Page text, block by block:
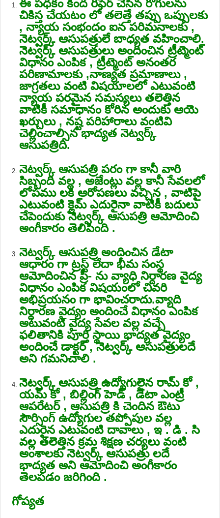
ఈ పధకం కింద రీఫెర్ చేసిన రోగులను
చికిస్త చేయటం లో తలెత్తే తప్పు ఒప్పులకు
, న్యాయ సంభందం ఐన పరిమనాలకు ,
నెట్వర్క్ ఆసుపత్రులే బాధ్యత వహించాలి.
నెట్వర్క్ ఆసుపత్రులు అందించిన ట్రీట్మెంట్
విధానం ఎంపిక , ట్రీట్మెంట్ అనంతర
పరిణామాలకు ,నాణ్యత ప్రమాణాలు ,
జాగ్రతలు వంటి విషయాలలో ఎటువంటి
న్యాయ పరమైన సమస్యలు తలెత్తిన
వాటికీ సమాధానం కోరిన అందుకు ఆయె
ఖర్చులు , నష్ట పరిహారాలు వంటివి
చెల్లించాల్సిన భాద్యత నెట్వర్క్
ఆసుపత్రిది.
నెట్వర్క్ ఆసుపత్రి పరం గా కానీ వారి
సిబ్బంది వల్ల , అజేంట్లు వల్ల కానీ సేవలలో
లోపము లకి ఆరోపణలు వచ్చిన , వాటిపై
ఎటువంటి క్లైమ్ ఎదురైనా వాటికీ బదులు
చేపెందుకు నెట్వర్క్ ఆసుపత్రి ఆమోదించి
అంగీకారం తెలిపింది .
నెట్వర్క్ ఆసుపత్రి అందించిన డేటా
ఆధారం గా ట్రస్ట్ లేదా భీమ సంస్థ
ఆమోదించిన ప్రీ- ను వ్యాధి నిర్దారణ వైద్య
విధానం ఎంపిక విషయంలో చివరి
అభిప్రయనం గా భావించరాదు.వ్యాది
నిర్దారణ వైద్యం అందించే విధానం ఎంపిక
అటువంటి వైద్య సేవల వల్ల వచ్చే
ఫలితానికి పూర్తి స్థాయి భాద్యత వైద్యం
అందించే డాక్టర్ , నెట్వర్క్ ఆసుపత్రులదే
అని గమనిచాలి .
నెట్వర్క్ ఆసుపత్రి ఉద్యోగులైన రామ్ కో ,
యమ్ కో , బిల్లింగ్ హెడ్ , డేటా ఎంట్రీ
ఆపరేటర్ , ఆసుపత్రి కి చెందిన ఔటు
సౌర్సింగ్ ఉద్యోగుల తప్పోపుల వల్ల
ఎదురైన ఎటువంటి దావాలు , ఇ . డి . సి
వల్ల తలెత్తిన క్రమ శిక్షణ చర్యలు వంటి
అంశాలకు నెట్వర్క్ ఆసుపత్రు లదే
భాద్యత అని ఆమోదించి అంగీకారం
తెలపడం జరిగింది .
గోప్యత